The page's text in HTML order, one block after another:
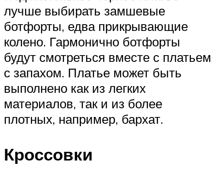
лучше выбирать замшевые
ботфорты, едва прикрывающие
колено. Гармонично ботфорты
будут смотреться вместе с платьем
с запахом. Платье может быть
выполнено как из легких
материалов, так и из более
плотных, например, бархат.
Кроссовки